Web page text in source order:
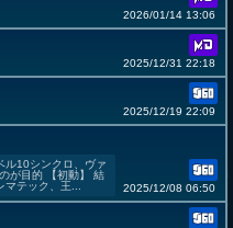
2026/01/14 13:06
2025/12/31 22:18
2025/12/19 22:09
ル10シンクロ、ヴァ
が目的 【初動】 結
マテック、王...
2025/12/08 06:50